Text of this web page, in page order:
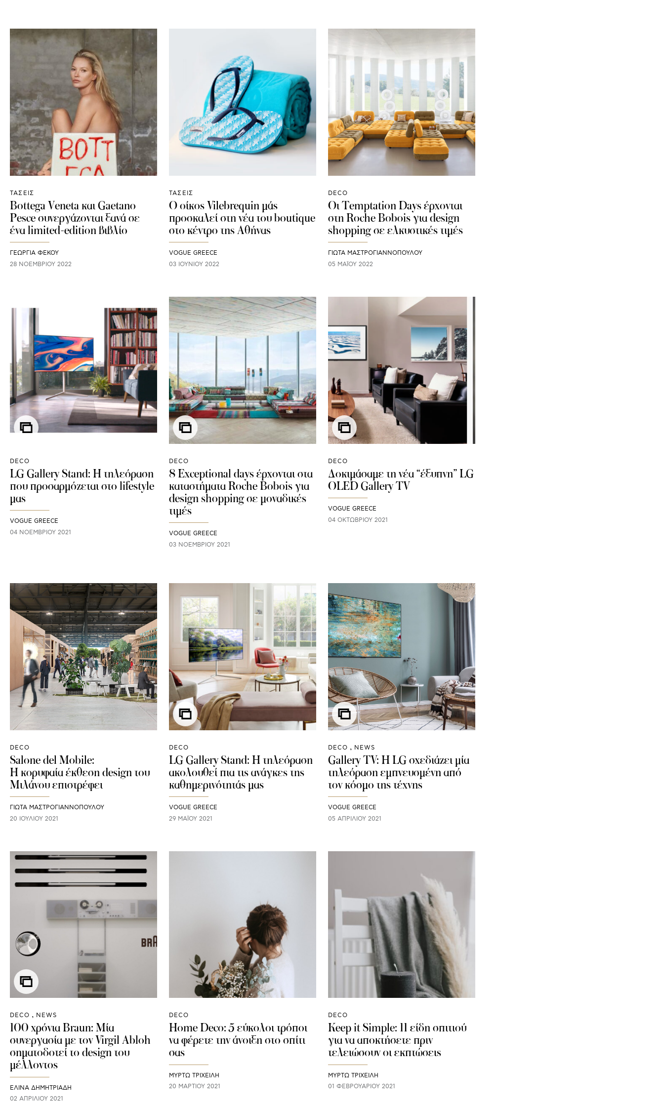
ΤΑΣΕΙΣ
Bottega Veneta και Gaetano
Pesce συνεργάζονται ξανά σε
ένα limited-edition βιβλίο
ΓΕΩΡΓΙΑ ΦΕΚΟΥ
28 ΝΟΕΜΒΡΊΟΥ 2022
ΤΑΣΕΙΣ
Ο οίκος Vilebrequin μάς
προσκαλεί στη νέα του boutique
στο κέντρο της Αθήνας
VOGUE GREECE
03 ΙΟΥΝΊΟΥ 2022
DECO
Οι Temptation Days έρχονται
στη Roche Bobois για design
shopping σε ελκυστικές τιμές
ΓΙΩΤΑ ΜΑΣΤΡΟΓΙΑΝΝΟΠΟΥΛΟΥ
05 ΜΑΪ́ΟΥ 2022
DECO
LG Gallery Stand: Η τηλεόραση
που προσαρμόζεται στο lifestyle
μας
VOGUE GREECE
04 ΝΟΕΜΒΡΊΟΥ 2021
DECO
8 Exceptional days έρχονται στα
καταστήματα Roche Bobois για
design shopping σε μοναδικές
τιμές
VOGUE GREECE
03 ΝΟΕΜΒΡΊΟΥ 2021
DECO
Δοκιμάσαμε τη νέα “έξυπνη” LG
OLED Gallery TV
VOGUE GREECE
04 ΟΚΤΩΒΡΊΟΥ 2021
DECO
Salone del Mobile:
H κορυφαία έκθεση design του
Μιλάνου επιστρέφει
ΓΙΩΤΑ ΜΑΣΤΡΟΓΙΑΝΝΟΠΟΥΛΟΥ
20 ΙΟΥΛΊΟΥ 2021
DECO
LG Gallery Stand: Η τηλεόραση
ακολουθεί πια τις ανάγκες της
καθημερινότητάς μας
VOGUE GREECE
29 ΜΑΪ́ΟΥ 2021
DECO NEWS
Gallery TV: Η LG σχεδιάζει μία
τηλεόραση εμπνευσμένη από
τον κόσμο της τέχνης
VOGUE GREECE
05 ΑΠΡΙΛΊΟΥ 2021
DECO NEWS
100 χρόνια Braun: Mία
συνεργασία με τον Virgil Abloh
σηματοδοτεί το design του
μέλλοντος
ΕΛΙΝΑ ΔΗΜΗΤΡΙΑΔΗ
02 ΑΠΡΙΛΊΟΥ 2021
DECO
Home Deco: 5 εύκολοι τρόποι
να φέρετε την άνοιξη στο σπίτι
σας
ΜΥΡΤΩ ΤΡΙΧΕΙΛΗ
20 ΜΑΡΤΊΟΥ 2021
DECO
Keep it Simple: 11 είδη σπιτιού
για να αποκτήσετε πριν
τελειώσουν οι εκπτώσεις
ΜΥΡΤΩ ΤΡΙΧΕΙΛΗ
01 ΦΕΒΡΟΥΑΡΊΟΥ 2021